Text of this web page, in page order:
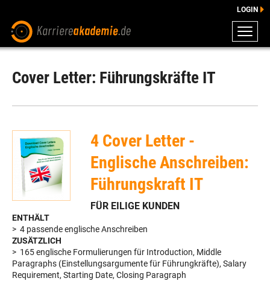
DOWNLOADS
E-LEARNING
BERATUNG
LOGIN
Cover Letter: Führungskräfte IT
4 Cover Letter -
Englische Anschreiben:
Führungskraft IT
FÜR EILIGE KUNDEN
ENTHÄLT
> 4 passende englische Anschreiben
ZUSÄTZLICH
> 165 englische Formulierungen für Introduction, Middle
Paragraphs (Einstellungsargumente für Führungkräfte), Salary
Requirement, Starting Date, Closing Paragraph